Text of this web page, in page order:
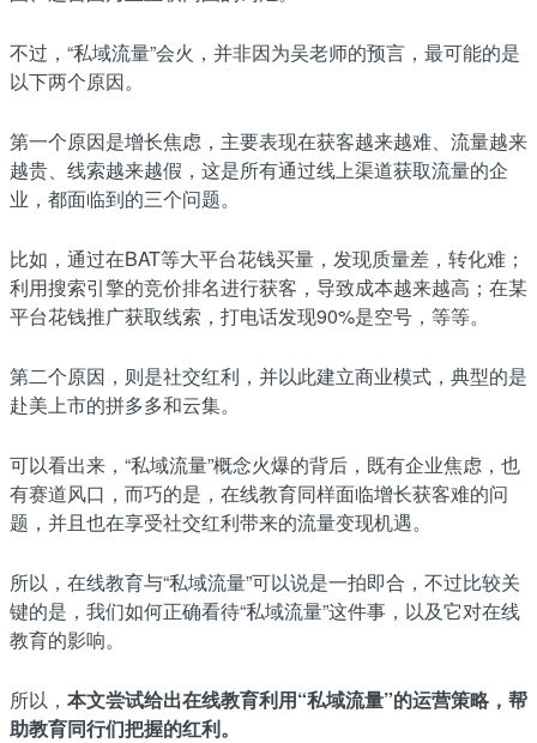
不过，“私域流量”会火，并非因为吴老师的预言，最可能的是
以下两个原因。
第一个原因是增长焦虑，主要表现在获客越来越难、流量越来
越贵、线索越来越假，这是所有通过线上渠道获取流量的企
业，都面临到的三个问题。
比如，通过在BAT等大平台花钱买量，发现质量差，转化难；
利用搜索引擎的竞价排名进行获客，导致成本越来越高；在某
平台花钱推广获取线索，打电话发现90%是空号，等等。
第二个原因，则是社交红利，并以此建立商业模式，典型的是
赴美上市的拼多多和云集。
可以看出来，“私域流量”概念火爆的背后，既有企业焦虑，也
有赛道风口，而巧的是，在线教育同样面临增长获客难的问
题，并且也在享受社交红利带来的流量变现机遇。
所以，在线教育与“私域流量”可以说是一拍即合，不过比较关
键的是，我们如何正确看待“私域流量”这件事，以及它对在线
教育的影响。
所以， 本文尝试给出在线教育利用“私域流量”的运营策略，帮
助教育同行们把握的红利。